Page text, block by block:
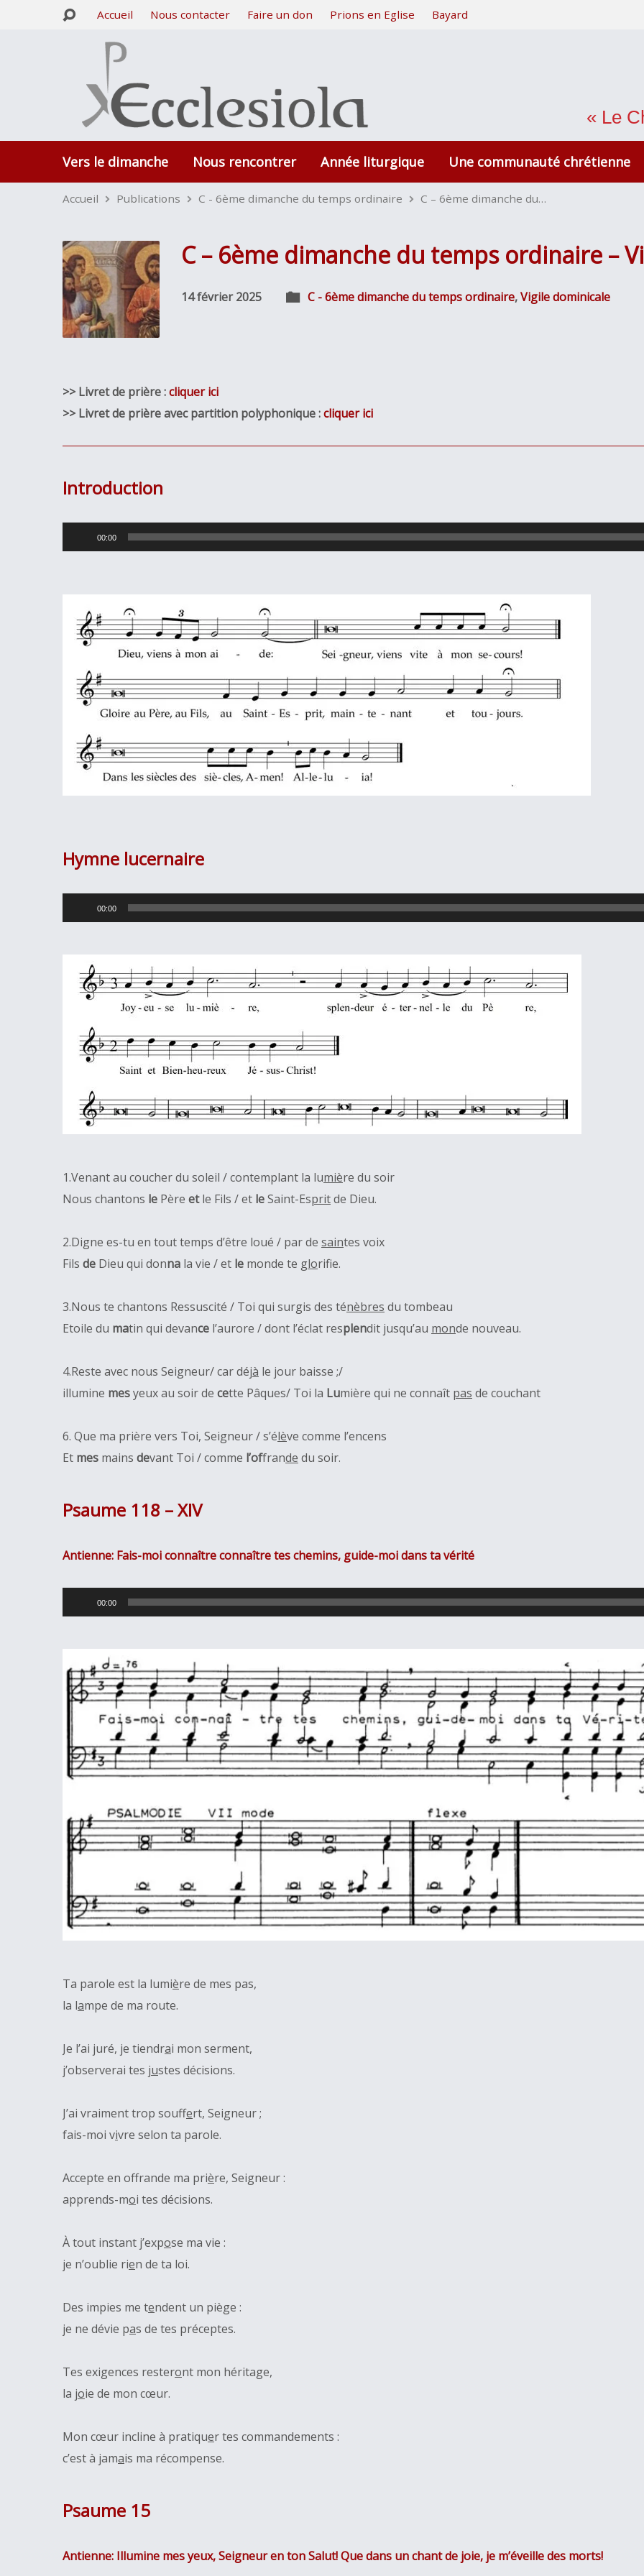
Accueil Nous contacter Faire un don Prions en Eglise Bayard
« Le
Vers le dimanche Nous rencontrer Année liturgique Une communauté chrétienne
Accueil Publications C - 6ème dimanche du temps ordinaire C – 6ème dimanche du…
C – 6ème dimanche du temps ordinaire –
14 février 2025 C - 6ème dimanche du temps ordinaire,Vigile dominicale
>> Livret de prière :cliquer ici
>> Livret de prière avec partition polyphonique :cliquer ici
Introduction
Lecteur
audio
00:00
Hymne lucernaire
Lecteur
audio
00:00
1.Venant au coucher du soleil / contemplant la lumière du soir
Nous chantons le Père etle Fils / et leSaint-Espritde Dieu.
2.Digne es-tu en tout temps d’être loué / par de saintes voix
Fils de Dieu qui donna la vie / et le monde te glorifie.
3.Nous te chantons Ressuscité / Toi qui surgis des ténèbres du tombeau
Etoile du matin qui devance l’aurore / dont l’éclat resplendit jusqu’au monde nouveau.
4.Reste avec nous Seigneur/ car déjà le jour baisse ;/
illumine mesyeux au soir de cette Pâques/ Toi la Lumière qui ne connaît pas de couchant
6. Que ma prière vers Toi, Seigneur / s’élève comme l’encens
Et mes mains devant Toi / comme l’offrande du soir.
Psaume 118 – XIV
Antienne: Fais-moi connaître connaître tes chemins, guide-moi dans ta vérité
Lecteur
audio
00:00
Ta parole est la lumière de mes pas,
la lampe de ma route.
Je l’ai juré, je tiendrai mon serment,
j’observerai tes justes décisions.
J’ai vraiment trop souffert, Seigneur ;
fais-moi vivre selon ta parole.
Accepte en offrande ma prière, Seigneur :
apprends-moi tes décisions.
À tout instant j’expose ma vie :
je n’oublie rien de ta loi.
Des impies me tendent un piège :
je ne dévie pas de tes préceptes.
Tes exigences resteront mon héritage,
la joie de mon cœur.
Mon cœur incline à pratiquer tes commandements :
c’est à jamais ma récompense.
Psaume 15
Antienne: Illumine mes yeux, Seigneur en ton Salut! Que dans un chant de joie, je m’éveille des morts!